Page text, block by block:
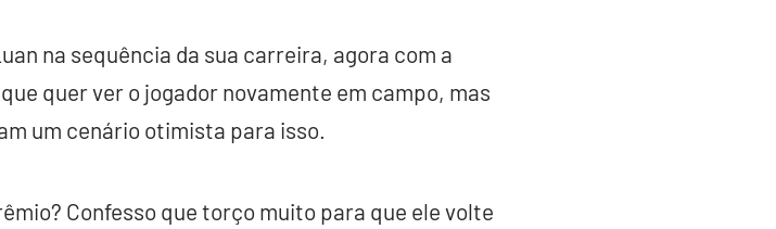
na sequência da sua carreira, agora com a
quer ver o jogador novamente em campo, mas
um cenário otimista para isso.
Confesso que torço muito para que ele volte